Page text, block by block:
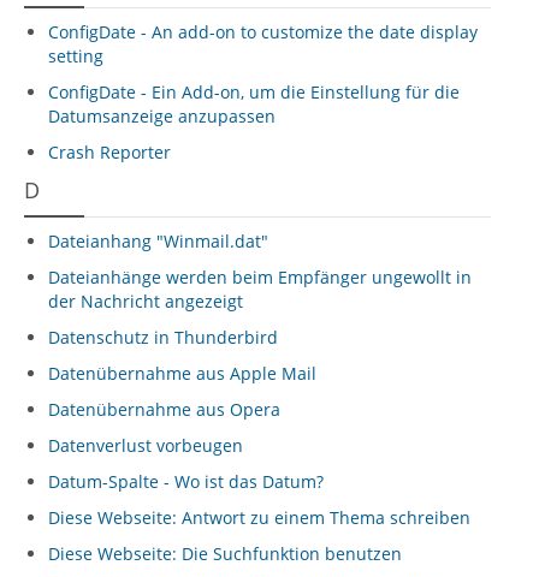
ConfigDate - An add-on to customize the date display
setting
ConfigDate - Ein Add-on, um die Einstellung für die
Datumsanzeige anzupassen
Crash Reporter
D
Dateianhang "Winmail.dat"
Dateianhänge werden beim Empfänger ungewollt in
der Nachricht angezeigt
Datenschutz in Thunderbird
Datenübernahme aus Apple Mail
Datenübernahme aus Opera
Datenverlust vorbeugen
Datum-Spalte - Wo ist das Datum?
Diese Webseite: Antwort zu einem Thema schreiben
Diese Webseite: Die Suchfunktion benutzen